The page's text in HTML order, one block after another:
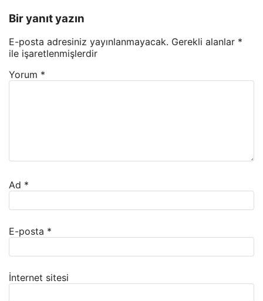
Bir yanıt yazın
E-posta adresiniz yayınlanmayacak. Gerekli alanlar *
ile işaretlenmişlerdir
Yorum *
Ad *
E-posta *
İnternet sitesi